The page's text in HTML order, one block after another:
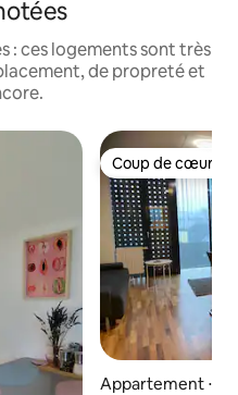
: ces logements sont très
de propreté et
Coup de cœur
Coup de cœur
Appartement ⋅